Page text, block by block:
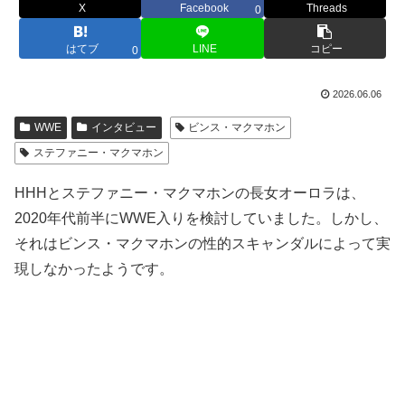
X Facebook 0 Threads
はてブ 0 LINE コピー
2026.06.06
WWE インタビュー
ビンス・マクマホン
ステファニー・マクマホン
HHHとステファニー・マクマホンの長女オーロラは、
2020年代前半にWWE入りを検討していました。しかし、
それはビンス・マクマホンの性的スキャンダルによって実
現しなかったようです。